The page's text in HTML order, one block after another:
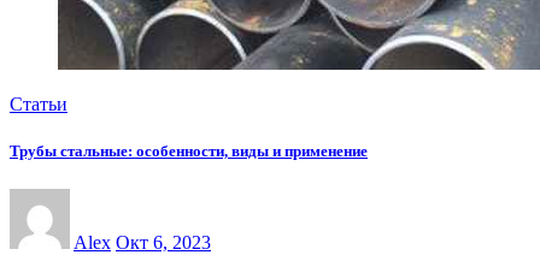
Статьи
Трубы стальные: особенности, виды и применение
Alex Окт 6, 2023